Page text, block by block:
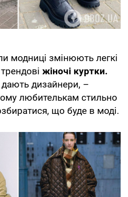
модниці змінюють легкі
жіночі куртки.
дають дизайнери, –
любителькам стильно
що буде в моді.